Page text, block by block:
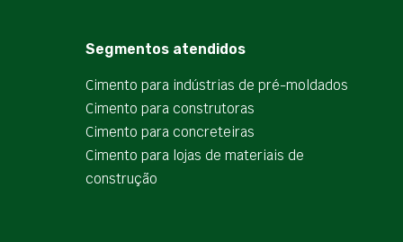
Segmentos atendidos
Cimento para indústrias de pré-moldados
Cimento para construtoras
Cimento para concreteiras
Cimento para lojas de materiais de
construção